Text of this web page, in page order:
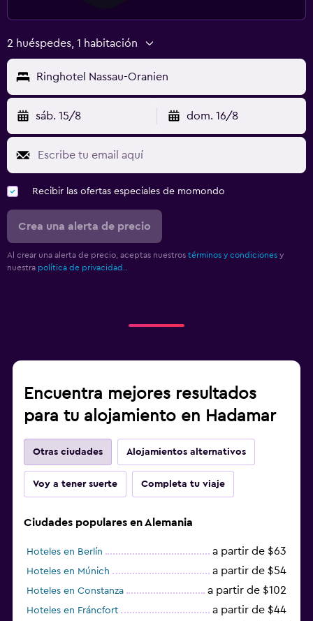
2 huéspedes, 1 habitación
Ringhotel Nassau-Oranien
sáb. 15/8 dom. 16/8
Recibir las ofertas especiales de momondo
Crea una alerta de precio
Al crear una alerta de precio, aceptas nuestros términos y condiciones y
nuestra política de privacidad.
Encuentra mejores resultados
para tu alojamiento en Hadamar
Otras ciudades Alojamientos alternativos
Voy a tener suerte Completa tu viaje
Ciudades populares en Alemania
Hoteles en Berlín a partir de $63
Hoteles en Múnich a partir de $54
Hoteles en Constanza a partir de $102
Hoteles en Fráncfort a partir de $44